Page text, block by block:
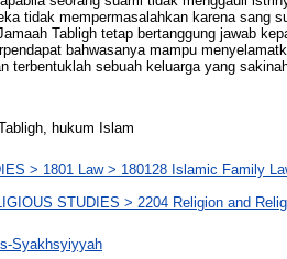
tidak mempermasalahkan karena sang
Tabligh tetap bertanggung jawab
bahwasanya mampu
terbentuklah sebuah keluarga yang
hukum Islam
> 1801 Law > 180128 Islamic Family
STUDIES > 2204 Religion and
Syakhsyiyyah